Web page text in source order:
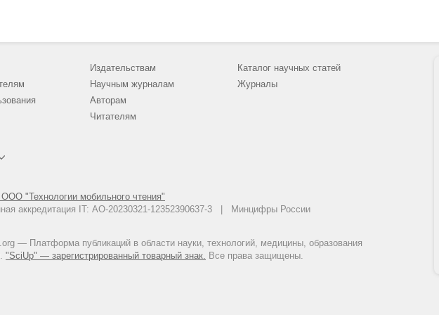
ООО "Технологии мобильного чтения"
аккредитация IT: АО-20230321-12352390637-3 | Минцифры России
— Платформа публикаций в области науки, технологий, медицины, образования
"SciUp" — зарегистрированный товарный знак. Все права защищены.
Издательствам
Научным журналам
Авторам
Читателям
Каталог научных статей
Журналы